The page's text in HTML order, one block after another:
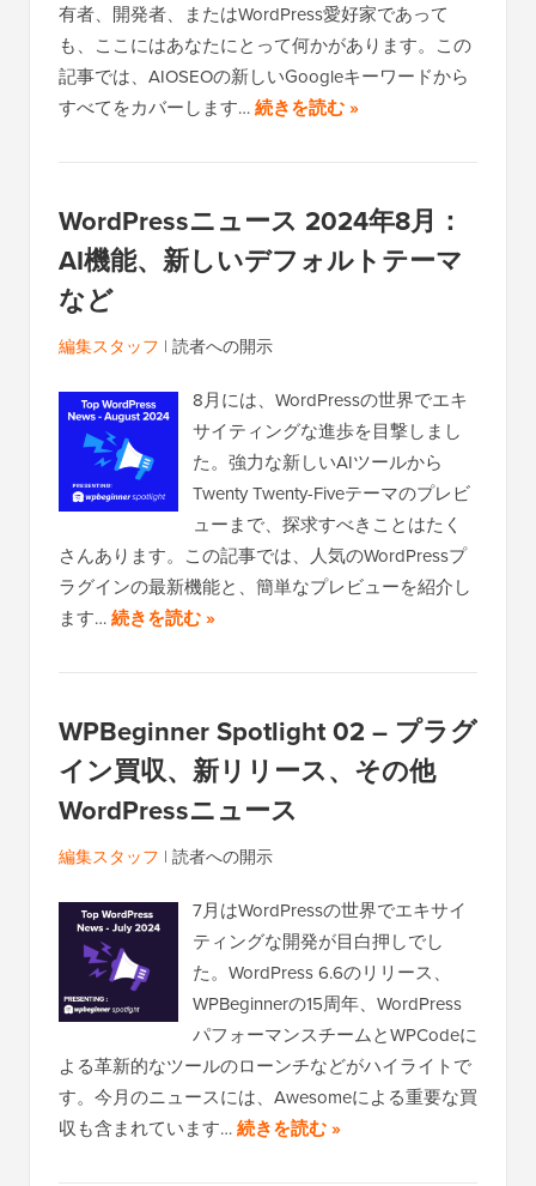
有者、開発者、またはWordPress愛好家であって
も、ここにはあなたにとって何かがあります。この
記事では、AIOSEOの新しいGoogleキーワードから
すべてをカバーします…続きを読む »
WordPressニュース 2024年8月：
AI機能、新しいデフォルトテーマ
など
編集スタッフ | 読者への開示
8月には、WordPressの世界でエキ
サイティングな進歩を目撃しまし
た。強力な新しいAIツールから
Twenty Twenty-Fiveテーマのプレビ
ューまで、探求すべきことはたく
さんあります。この記事では、人気のWordPressプ
ラグインの最新機能と、簡単なプレビューを紹介し
ます…続きを読む »
WPBeginner Spotlight 02 – プラグ
イン買収、新リリース、その他
WordPressニュース
編集スタッフ | 読者への開示
7月はWordPressの世界でエキサイ
ティングな開発が目白押しでし
た。WordPress 6.6のリリース、
WPBeginnerの15周年、WordPress
パフォーマンスチームとWPCodeに
よる革新的なツールのローンチなどがハイライトで
す。今月のニュースには、Awesomeによる重要な買
収も含まれています…続きを読む »